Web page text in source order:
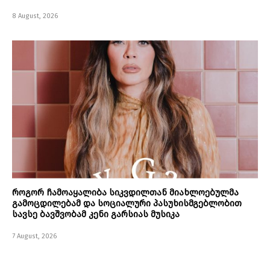
8 August, 2026
როგორ ჩამოაყალიბა სიკვდილთან მიახლოებულმა
გამოცდილებამ და სოციალური პასუხისმგებლობით
სავსე ბავშვობამ კენი გარსიას მუსიკა
7 August, 2026